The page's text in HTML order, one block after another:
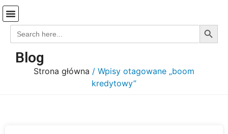
Search
for:
Blog
Strona główna / Wpisy otagowane „boom
kredytowy”